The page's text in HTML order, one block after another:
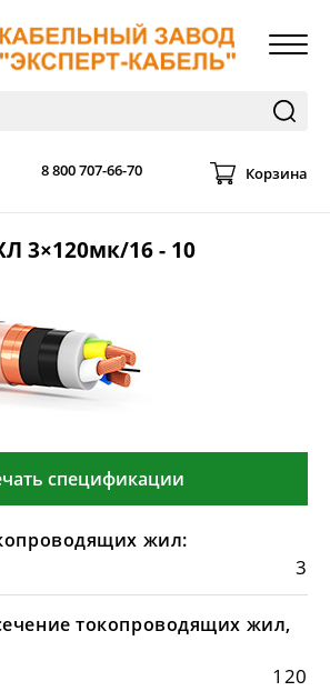
8 800 707-66-70 Корзина
3×120мк/16 - 10
спецификации
жил:
3
токопроводящих жил,
120